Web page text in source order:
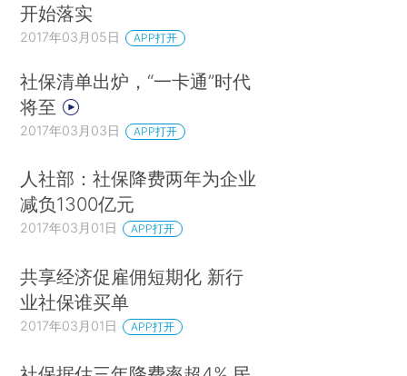
开始落实
2017年03月05日 APP打开
社保清单出炉，“一卡通”时代
将至
2017年03月03日 APP打开
人社部：社保降费两年为企业
减负1300亿元
2017年03月01日 APP打开
共享经济促雇佣短期化 新行
业社保谁买单
2017年03月01日 APP打开